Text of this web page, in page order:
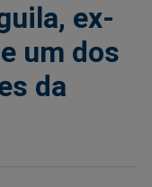
ex-
um dos
da